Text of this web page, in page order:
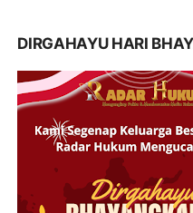
DIRGAHAYU HARI